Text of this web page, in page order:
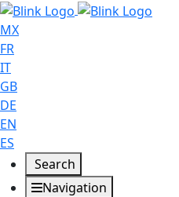
MX
FR
IT
GB
DE
EN
ES
Search
Navigation